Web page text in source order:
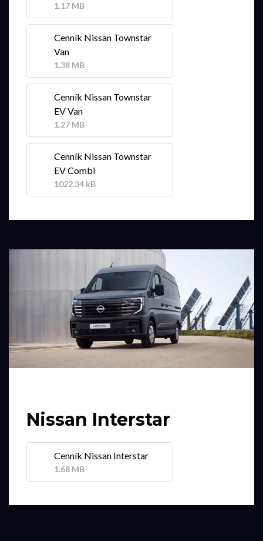
1.17 MB
Cenník Nissan Townstar
Van
1.38 MB
Cenník Nissan Townstar
EV Van
1.27 MB
Cenník Nissan Townstar
EV Combi
1022.34 kB
Nissan Interstar
Cenník Nissan Interstar
1.68 MB